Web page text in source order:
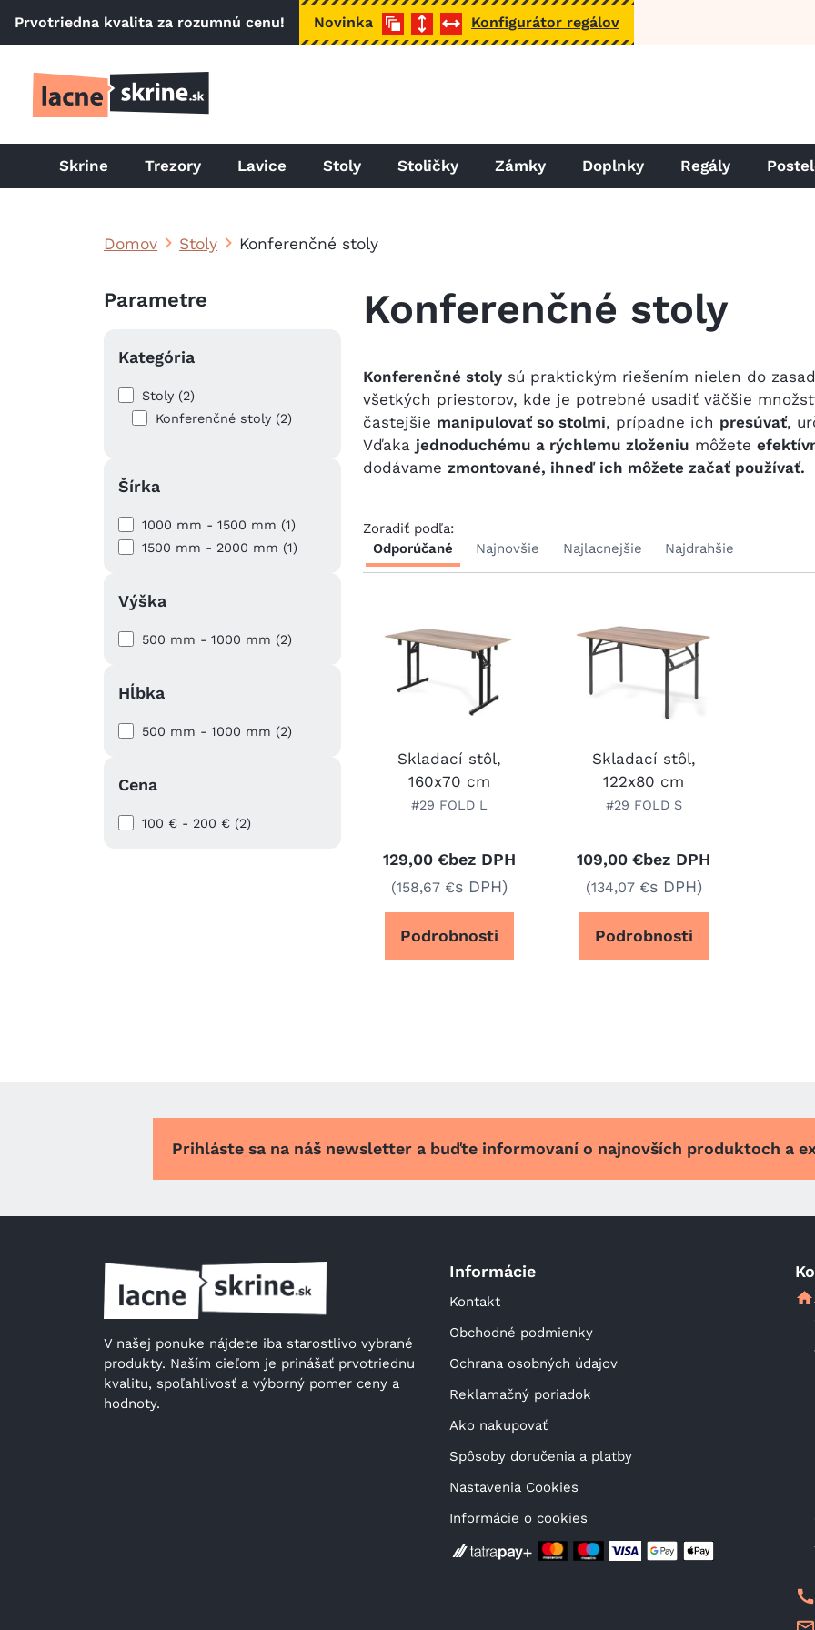
Prvotriedna kvalita za rozumnú cenu! Novinka Konfigurátor regálov
Skrine Trezory Lavice Stoly Stoličky Zámky Doplnky Regály
Domov Stoly Konferenčné stoly
Konferenčné stoly
Konferenčné stolysú praktickým riešením nielen do
všetkých priestorov, kde je potrebné usadiť väčšie
častejšie manipulovať so stolmi, prípadne ich presúvať,
Vďaka jednoduchému a rýchlemu zloženiu môžete
dodávame zmontované, ihneď ich môžete začať používať.
Zoradiť podľa:
Odporúčané
Najnovšie Najlacnejšie Najdrahšie
Skladací stôl,
160x70 cm
#29 FOLD L
129,00 €bez DPH
(158,67 €s DPH)
Podrobnosti
Skladací stôl,
122x80 cm
#29 FOLD S
109,00 €bez DPH
(134,07 €s DPH)
Podrobnosti
Parametre
Kategória
Stoly (2)
Konferenčné stoly (2)
Šírka
1000 mm - 1500 mm (1)
1500 mm - 2000 mm (1)
Výška
500 mm - 1000 mm (2)
Hĺbka
500 mm - 1000 mm (2)
Cena
100 € - 200 € (2)
Prihláste sa na náš newsletter a buďte informovaní o najnovších produktoch a
V našej ponuke nájdete iba starostlivo vybrané
produkty. Naším cieľom je prinášať prvotriednu
kvalitu, spoľahlivosť a výborný pomer ceny a
hodnoty.
Informácie
Kontakt
Obchodné podmienky
Ochrana osobných údajov
Reklamačný poriadok
Ako nakupovať
Spôsoby doručenia a platby
Nastavenia Cookies
Informácie o cookies